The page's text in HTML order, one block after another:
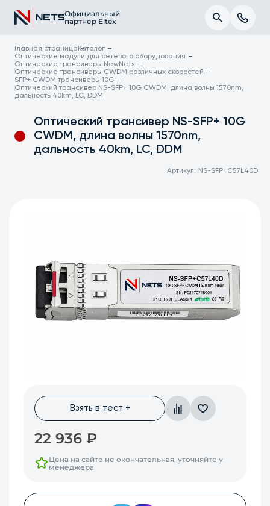
Официальный
партнер Eltex
Главная страница Каталог
Оптические модули для сетевого оборудования
Оптические трансиверы NewNets
Оптические трансиверы CWDM различных скоростей
SFP+ CWDM трансиверы 10G
Оптический трансивер NS-SFP+ 10G CWDM, длина волны 1570nm,
дальность 40km, LC, DDM
Оптический трансивер NS-SFP+ 10G
CWDM, длина волны 1570nm,
дальность 40km, LC, DDM
Артикул: NS-SFP+C57L40D
Взять в тест +
22 936₽
Цена на сайте не окончательная, уточняйте у
менеджера